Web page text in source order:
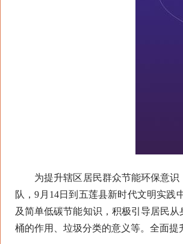
为提升辖区居民群众节能环保意识
队，9月14日到五莲县新时代文明实
及简单低碳节能知识，积极引导居民
桶的作用、垃圾分类的意义等。全面